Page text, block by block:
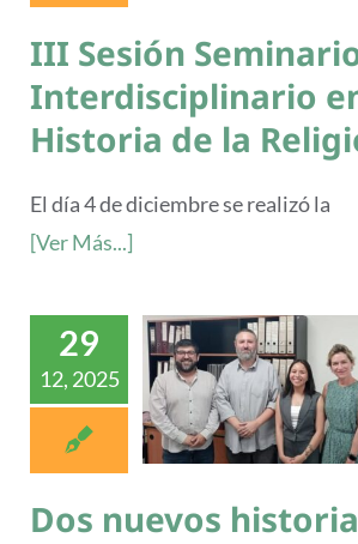
III Sesión
Interdisciplinario
Historia de la
El día 4 de diciembre se realizó la
[Ver Más...]
29
12, 2025
Dos nuevos